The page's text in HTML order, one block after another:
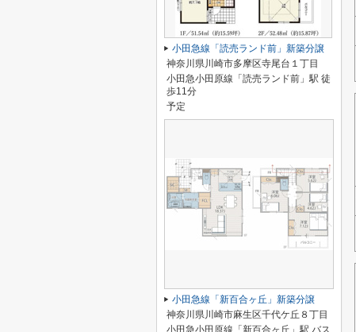
小田急線「読売ランド前」新築分譲
神奈川県川崎市多摩区寺尾台１丁目
小田急小田原線「読売ランド前」駅 徒
歩11分
予定
小田急線「新百合ヶ丘」新築分譲
神奈川県川崎市麻生区千代ケ丘８丁目
小田急小田原線「新百合ヶ丘」駅 バス